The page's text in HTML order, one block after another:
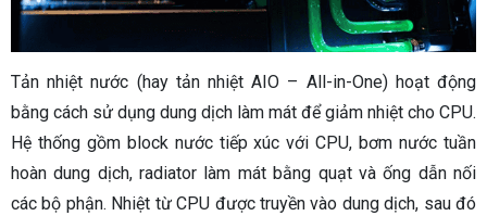
Tản nhiệt nước (hay tản nhiệt AIO – All-in-One) hoạt động
bằng cách sử dụng dung dịch làm mát để giảm nhiệt cho CPU.
Hệ thống gồm block nước tiếp xúc với CPU, bơm nước tuần
hoàn dung dịch, radiator làm mát bằng quạt và ống dẫn nối
các bộ phận. Nhiệt từ CPU được truyền vào dung dịch, sau đó